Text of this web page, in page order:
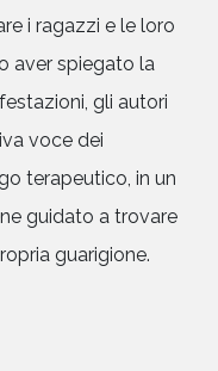
i ragazzi e le loro
aver spiegato la
gli autori
voce dei
terapeutico, in un
guidato a trovare
guarigione.